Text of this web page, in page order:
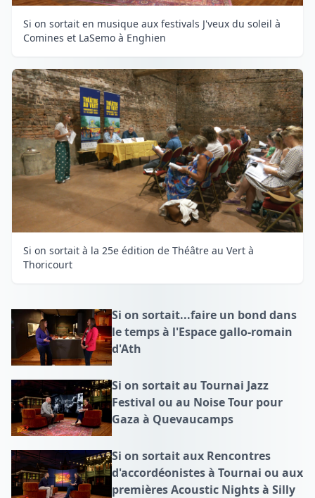
Si on sortait en musique aux festivals J'veux du soleil à
Comines et LaSemo à Enghien
Si on sortait à la 25e édition de Théâtre au Vert à
Thoricourt
Si on sortait...faire un bond dans
le temps à l'Espace gallo-romain
d'Ath
Si on sortait au Tournai Jazz
Festival ou au Noise Tour pour
Gaza à Quevaucamps
Si on sortait aux Rencontres
d'accordéonistes à Tournai ou aux
premières Acoustic Nights à Silly